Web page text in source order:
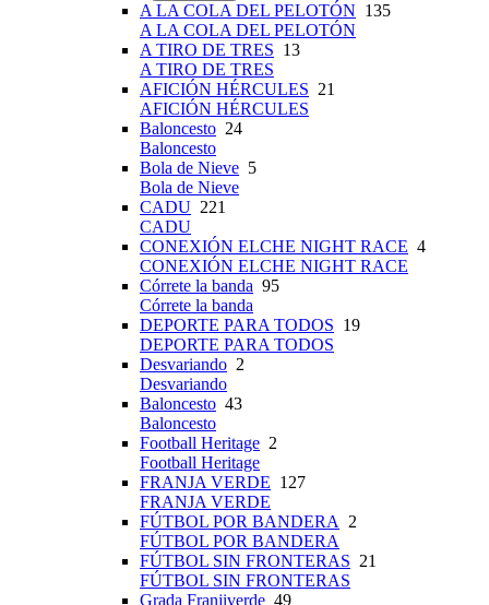
A LA COLA DEL PELOTÓN 135
A LA COLA DEL PELOTÓN
A TIRO DE TRES 13
A TIRO DE TRES
AFICIÓN HÉRCULES 21
AFICIÓN HÉRCULES
Baloncesto 24
Baloncesto
Bola de Nieve 5
Bola de Nieve
CADU 221
CADU
CONEXIÓN ELCHE NIGHT RACE 4
CONEXIÓN ELCHE NIGHT RACE
Córrete la banda 95
Córrete la banda
DEPORTE PARA TODOS 19
DEPORTE PARA TODOS
Desvariando 2
Desvariando
Baloncesto 43
Baloncesto
Football Heritage 2
Football Heritage
FRANJA VERDE 127
FRANJA VERDE
FÚTBOL POR BANDERA
2
FÚTBOL POR BANDERA
FÚTBOL SIN FRONTERAS 21
FÚTBOL SIN FRONTERAS
Grada Franjiverde 49